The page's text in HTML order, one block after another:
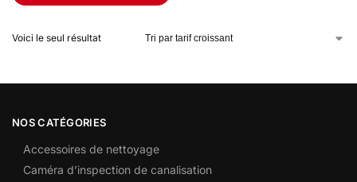
Voici le seul résultat
NOS CATÉGORIES
Accessoires de nettoyage
Caméra d’inspection de canalisation